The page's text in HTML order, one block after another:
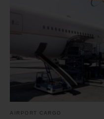
AIRPORT CARGO